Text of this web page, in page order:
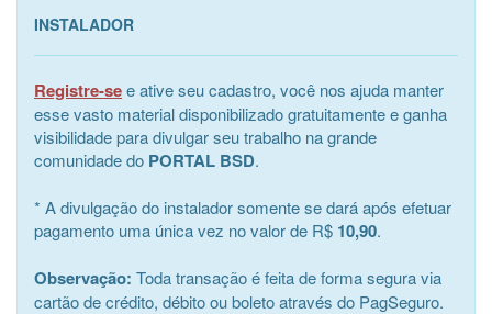
INSTALADOR
Registre-see ative seu cadastro, você nos ajuda manter
esse vasto material disponibilizado gratuitamente e ganha
visibilidade para divulgar seu trabalho na grande
comunidade do PORTAL BSD.
* A divulgação do instalador somente se dará após efetuar
pagamento uma única vez no valor de R$ 10,90.
Observação: Toda transação é feita de forma segura via
cartão de crédito, débito ou boleto através do PagSeguro.